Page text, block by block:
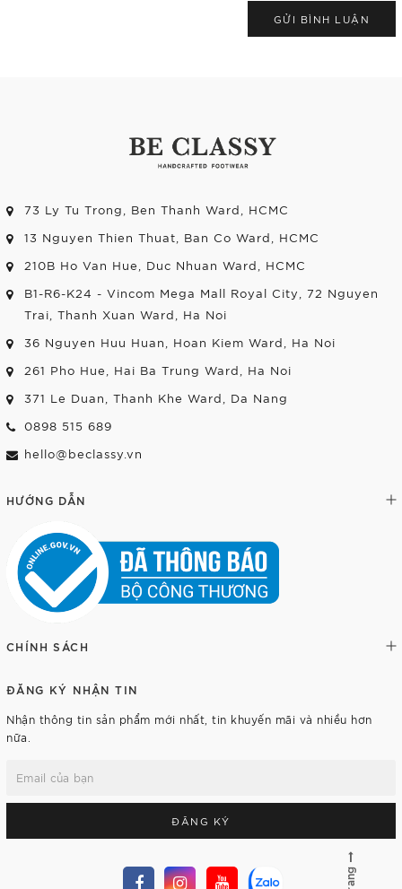
GỬI BÌNH LUẬN
73 Ly Tu Trong, Ben Thanh Ward, HCMC
13 Nguyen Thien Thuat, Ban Co Ward, HCMC
210B Ho Van Hue, Duc Nhuan Ward, HCMC
B1-R6-K24 - Vincom Mega Mall Royal City, 72 Nguyen
Trai, Thanh Xuan Ward, Ha Noi
36 Nguyen Huu Huan, Hoan Kiem Ward, Ha Noi
261 Pho Hue, Hai Ba Trung Ward, Ha Noi
371 Le Duan, Thanh Khe Ward, Da Nang
0898 515 689
hello@beclassy.vn
HƯỚNG DẪN
CHÍNH SÁCH
ĐĂNG KÝ NHẬN TIN
Nhận thông tin sản phẩm mới nhất, tin khuyến mãi và nhiều hơn
nữa.
ĐĂNG KÝ